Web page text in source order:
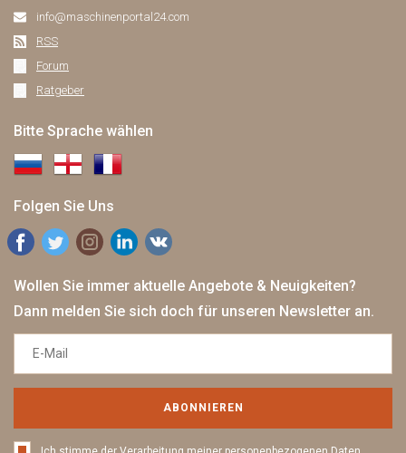
info@maschinenportal24.сom
RSS
Forum
Ratgeber
Bitte Sprache wählen
Folgen Sie Uns
Wollen Sie immer aktuelle Angebote & Neuigkeiten?
Dann melden Sie sich doch für unseren Newsletter an.
ABONNIEREN